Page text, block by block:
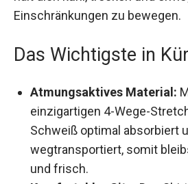
hält dich kühl, trocken und
Atmungsaktives Material:
einzigartigen 4-Wege-
der Schweiß optimal
wegtransportiert, somit